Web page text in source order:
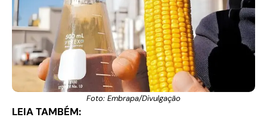
Foto: Embrapa/Divulgação
LEIA TAMBÉM: